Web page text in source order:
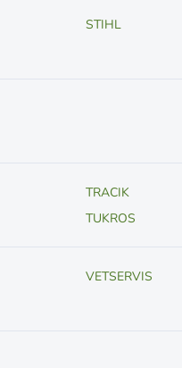
STIHL
TRACIK
TUKROS
VETSERVIS